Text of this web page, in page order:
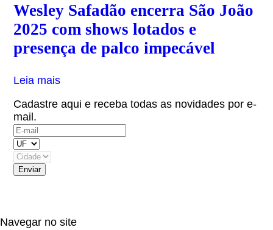
Wesley Safadão encerra São João
2025 com shows lotados e
presença de palco impecável
Leia mais
Cadastre aqui e receba todas as novidades por e-
mail.
Navegar no site